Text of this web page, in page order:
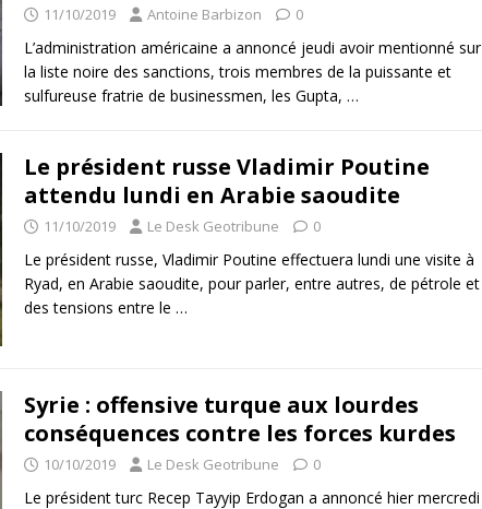
11/10/2019 Antoine Barbizon 0
L’administration américaine a annoncé jeudi avoir mentionné sur
la liste noire des sanctions, trois membres de la puissante et
sulfureuse fratrie de businessmen, les Gupta, …
Le président russe Vladimir Poutine
attendu lundi en Arabie saoudite
11/10/2019 Le Desk Geotribune 0
Le président russe, Vladimir Poutine effectuera lundi une visite à
Ryad, en Arabie saoudite, pour parler, entre autres, de pétrole et
des tensions entre le …
Syrie : offensive turque aux lourdes
conséquences contre les forces kurdes
10/10/2019 Le Desk Geotribune 0
Le président turc Recep Tayyip Erdogan a annoncé hier mercredi